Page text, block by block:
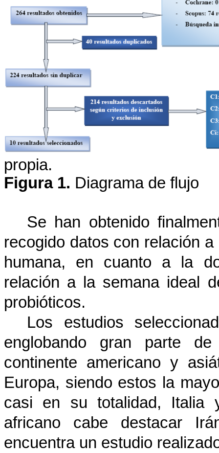
propia.
Figura 1. Diagrama de flujo
Se han obtenido
recogido datos con relación
humana, en cuanto a la
relación a la semana ideal
probióticos.
Los estudios
englobando gran parte
continente americano y
Europa, siendo estos la
casi en su totalidad, Italia
africano cabe destacar
encuentra un estudio